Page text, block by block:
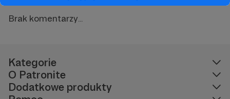
Brak komentarzy...
Kategorie
O Patronite
Dodatkowe produkty